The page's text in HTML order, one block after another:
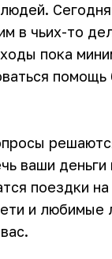
в чьих-то
пока
помощь
ваши деньги
поездки
и любимые